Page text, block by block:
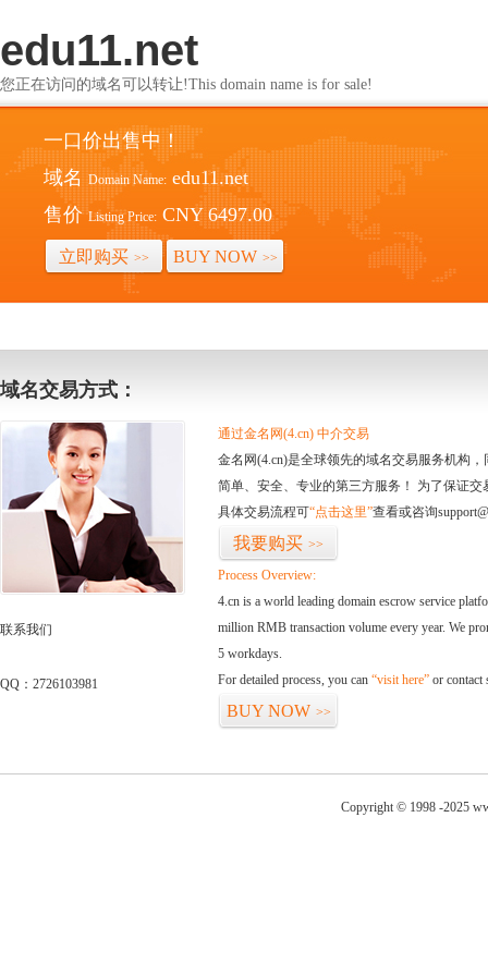
edu11.net
您正在访问的域名可以转让!This domain name is for sale!
一口价出售中！
域名 Domain Name: edu11.net
售价 Listing Price: CNY 6497.00
立即购买 >> BUY NOW >>
域名交易方式：
联系我们
QQ：2726103981
通过金名网(4.cn) 中介交易
金名网(4.cn)是全球领先的域名交易服务机构
简单、安全、专业的第三方服务！ 为了保证
具体交易流程可“点击这里”查看或咨询
我要购买 >>
Process Overview:
4.cn is a world leading domain escrow service
million RMB transaction volume every year. We
5 workdays.
For detailed process, you can “visit here” or contact
BUY NOW >>
Copyright © 1998 -2025